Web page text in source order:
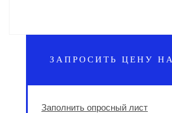
ЗАПРОСИТЬ ЦЕНУ
Заполнить опросный лист